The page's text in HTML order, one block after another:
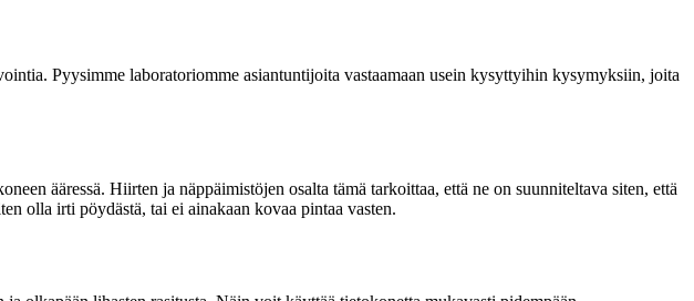
Pyysimme laboratoriomme asiantuntijoita vastaamaan usein kysyttyihin kysymyksiin, joita
ääressä. Hiirten ja näppäimistöjen osalta tämä tarkoittaa, että ne on suunniteltava siten, että
olla irti pöydästä, tai ei ainakaan kovaa pintaa vasten.